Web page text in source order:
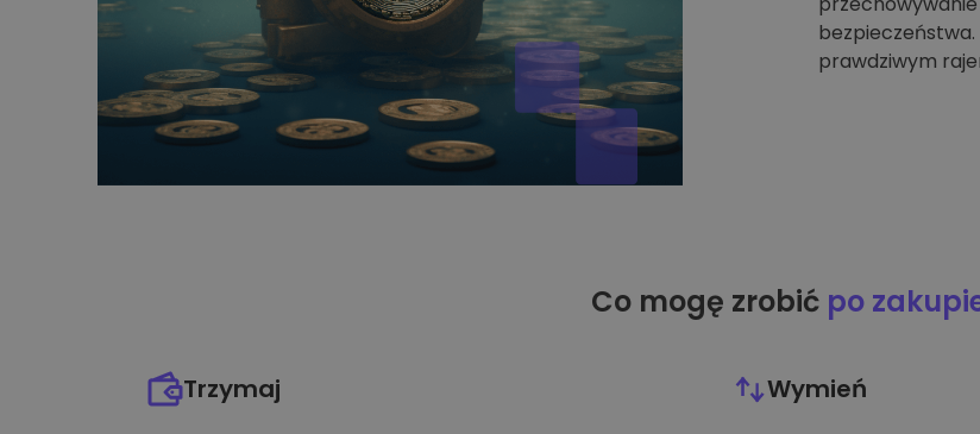
prawdziwym
Co mogę zrobić po
Trzymaj Wymień